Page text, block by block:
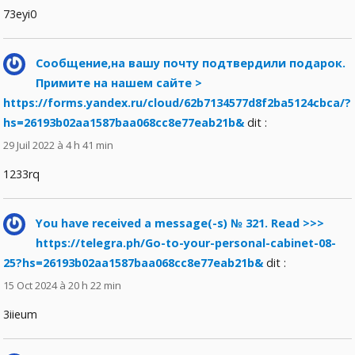
73eyi0
Сообщение,на вашу почту подтвердили подарок.
Примите на нашем сайте >
https://forms.yandex.ru/cloud/62b7134577d8f2ba5124cbca/?
hs=26193b02aa1587baa068cc8e77eab21b& dit :
29 Juil 2022 à 4 h 41 min
1233rq
You have received a message(-s) № 321. Read >>>
https://telegra.ph/Go-to-your-personal-cabinet-08-
25?hs=26193b02aa1587baa068cc8e77eab21b& dit :
15 Oct 2024 à 20 h 22 min
3iieum